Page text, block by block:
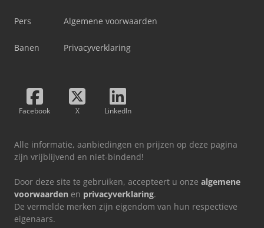
Pers
Banen
Algemene voorwaarden
Privacyverklaring
Facebook X LinkedIn
Alle informatie, aanbiedingen en prijzen op deze pagina
zijn vrijblijvend en niet-bindend!
Door deze site te gebruiken, accepteert u onze algemene
voorwaarden en privacyverklaring.
De vermelde merken zijn eigendom van hun respectieve
eigenaars.